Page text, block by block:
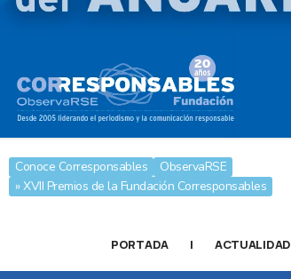
Conoce Corresponsables
ObservaRSE
» XVII Premios de la Fundación Corresponsables
PORTADA | ACTUALIDAD